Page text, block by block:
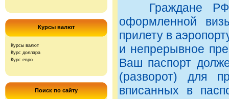
Курсы валют
Курсы валют
Курс доллара
Курс евро
Поиск по сайту
Граждане РФ
оформленной
прилету в
и непрерывное
Ваш паспорт
(разворот) для
вписанных в